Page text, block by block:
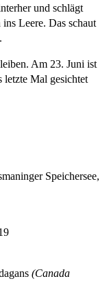
und schlägt
Leere. Das schaut
Am 23. Juni ist
letzte Mal gesichtet
Speichersee,
(Canada